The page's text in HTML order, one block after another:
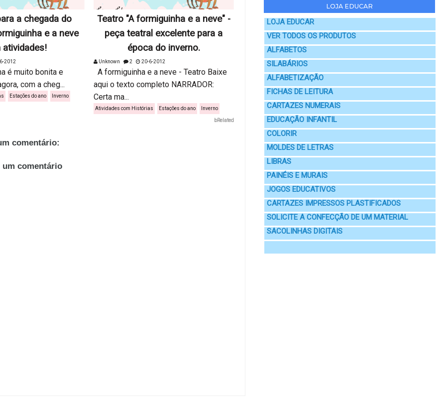
a chegada do
e a neve
atividades!
2012
muito bonita e
com a cheg...
Estações do ano Inverno
Teatro "A formiguinha e a neve" -
peça teatral excelente para a
época do inverno.
Unknown 2 20-6-2012
A formiguinha e a neve - Teatro Baixe
aqui o texto completo NARRADOR:
Certa ma...
Atividades com Histórias Estações do ano Inverno
bRelated
comentário:
um comentário
LOJA EDUCAR
LOJA EDUCAR
VER TODOS OS PRODUTOS
ALFABETOS
SILABÁRIOS
ALFABETIZAÇÃO
FICHAS DE LEITURA
CARTAZES NUMERAIS
EDUCAÇÃO INFANTIL
COLORIR
MOLDES DE LETRAS
LIBRAS
PAINÉIS E MURAIS
JOGOS EDUCATIVOS
CARTAZES IMPRESSOS PLASTIFICADOS
SOLICITE A CONFECÇÃO DE UM MATERIAL
SACOLINHAS DIGITAIS